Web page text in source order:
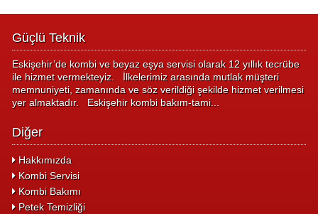
Güçlü Teknik
Eskişehir’de kombi ve beyaz eşya servisi olarak 12 yıllık tecrübe
ile hizmet vermekteyiz. İlkelerimiz arasında mutlak müşteri
memnuniyeti, zamanında ve söz verildiği şekilde hizmet verilmesi
yer almaktadır. Eskişehir kombi bakım-tami...
Diğer
Hakkımızda
Kombi Servisi
Kombi Bakımı
Petek Temizliği